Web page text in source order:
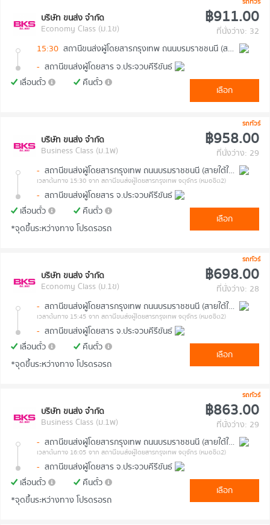
บริษัท ขนส่ง จำกัด
Economy Class (ม.1ข)
฿911.00
ที่นั่งว่าง: 32
15:30
สถานีขนส่งผู้โดยสารกรุงเทพ ถนนบรมราชชนนี (สายใต้ใหม่)
- สถานีขนส่งผู้โดยสาร จ.ประจวบคีรีขันธ์
เลื่อนตั๋ว
คืนตั๋ว
เลือก
รถทัวร์
บริษัท ขนส่ง จำกัด
Business Class (ม.1พ)
฿958.00
ที่นั่งว่าง: 29
-
สถานีขนส่งผู้โดยสารกรุงเทพ ถนนบรมราชชนนี (สายใต้ใหม่)
เวลาต้นทาง 15:30 จาก สถานีขนส่งผู้โดยสารกรุงเทพ จตุจักร (หมอชิต2)
- สถานีขนส่งผู้โดยสาร จ.ประจวบคีรีขันธ์
เลื่อนตั๋ว
คืนตั๋ว
*จุดขึ้นระหว่างทาง โปรดรอรถ
เลือก
รถทัวร์
บริษัท ขนส่ง จำกัด
Economy Class (ม.1ข)
฿698.00
ที่นั่งว่าง: 28
-
สถานีขนส่งผู้โดยสารกรุงเทพ ถนนบรมราชชนนี (สายใต้ใหม่)
เวลาต้นทาง 15:45 จาก สถานีขนส่งผู้โดยสารกรุงเทพ จตุจักร (หมอชิต2)
- สถานีขนส่งผู้โดยสาร จ.ประจวบคีรีขันธ์
เลื่อนตั๋ว
คืนตั๋ว
*จุดขึ้นระหว่างทาง โปรดรอรถ
เลือก
รถทัวร์
บริษัท ขนส่ง จำกัด
Business Class (ม.1พ)
฿863.00
ที่นั่งว่าง: 29
-
สถานีขนส่งผู้โดยสารกรุงเทพ ถนนบรมราชชนนี (สายใต้ใหม่)
เวลาต้นทาง 16:05 จาก สถานีขนส่งผู้โดยสารกรุงเทพ จตุจักร (หมอชิต2)
- สถานีขนส่งผู้โดยสาร จ.ประจวบคีรีขันธ์
เลื่อนตั๋ว
คืนตั๋ว
*จุดขึ้นระหว่างทาง โปรดรอรถ
เลือก